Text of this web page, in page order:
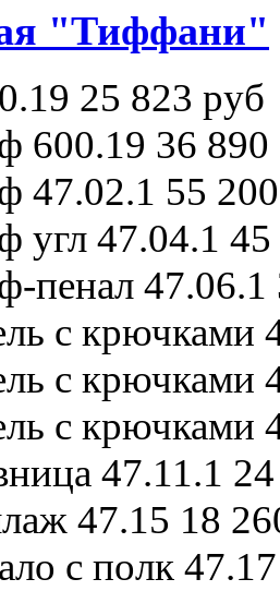
"Тиффани"
25 823 руб
600.19 36 890
47.02.1 55
угл 47.04.1
пенал 47.06.1
с крючками
с крючками
с крючками
47.11.1
47.15 18
с полк